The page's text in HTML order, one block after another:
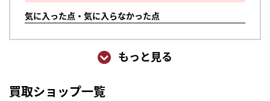
気に入った点・気に入らなかった点
もっと見る
買取ショップ一覧